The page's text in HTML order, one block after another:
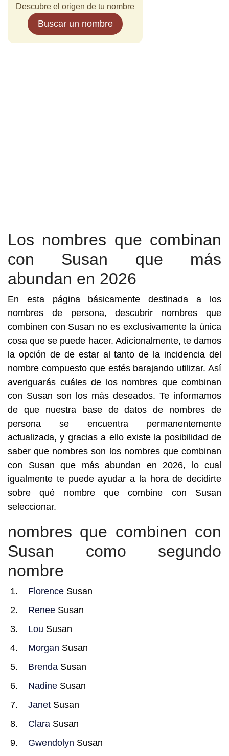
Descubre el origen de tu nombre
Buscar un nombre
Los nombres que combinan
con Susan que más
abundan en 2026
En esta página básicamente destinada a los
nombres de persona, descubrir nombres que
combinen con Susan no es exclusivamente la única
cosa que se puede hacer. Adicionalmente, te damos
la opción de de estar al tanto de la incidencia del
nombre compuesto que estés barajando utilizar. Así
averiguarás cuáles de los nombres que combinan
con Susan son los más deseados. Te informamos
de que nuestra base de datos de nombres de
persona se encuentra permanentemente
actualizada, y gracias a ello existe la posibilidad de
saber que nombres son los nombres que combinan
con Susan que más abundan en 2026, lo cual
igualmente te puede ayudar a la hora de decidirte
sobre qué nombre que combine con Susan
seleccionar.
nombres que combinen con
Susan como segundo
nombre
Florence Susan
Renee Susan
Lou Susan
Morgan Susan
Brenda Susan
Nadine Susan
Janet Susan
Clara Susan
Gwendolyn Susan